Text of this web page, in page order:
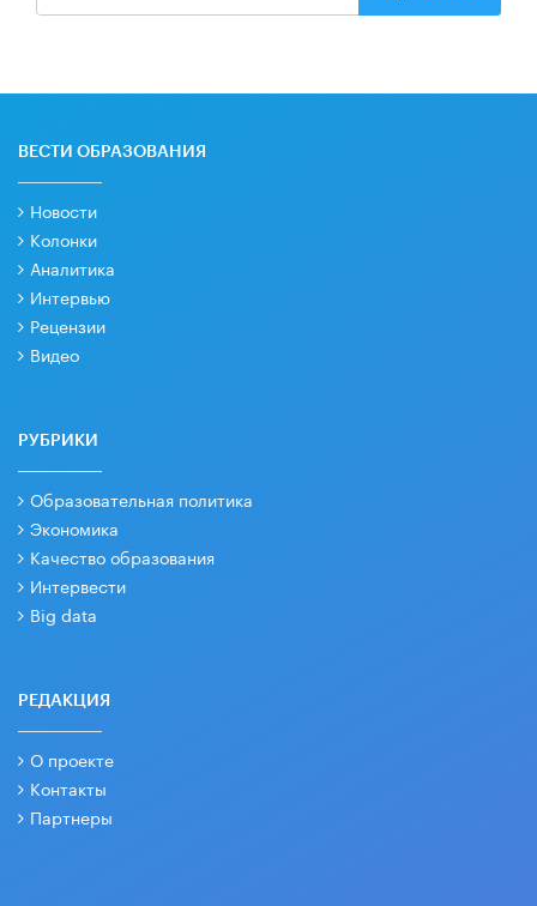
ВЕСТИ ОБРАЗОВАНИЯ
Новости
Колонки
Аналитика
Интервью
Рецензии
Видео
РУБРИКИ
Образовательная политика
Экономика
Качество образования
Интервести
Big data
РЕДАКЦИЯ
О проекте
Контакты
Партнеры